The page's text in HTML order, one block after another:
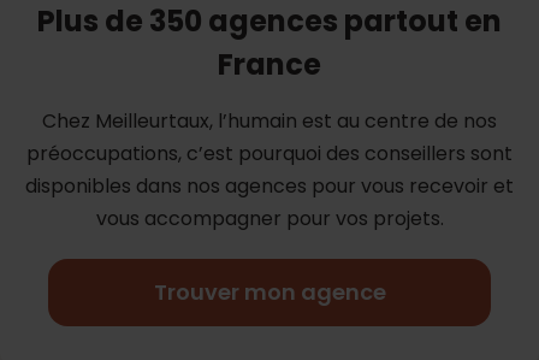
Plus de 350 agences partout en
France
Chez Meilleurtaux, l’humain est au centre de nos
préoccupations, c’est pourquoi des conseillers sont
disponibles dans nos agences pour vous recevoir et
vous accompagner pour vos projets.
Trouver mon agence